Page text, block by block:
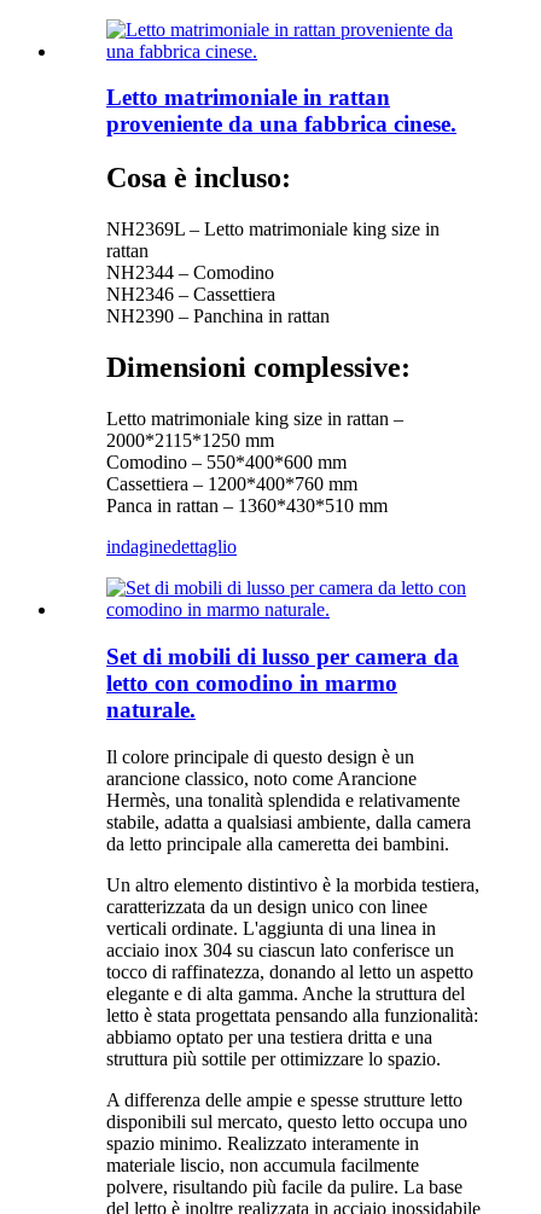
Letto matrimoniale in rattan
proveniente da una fabbrica cinese.
Cosa è incluso:
NH2369L – Letto matrimoniale king size in
rattan
NH2344 – Comodino
NH2346 – Cassettiera
NH2390 – Panchina in rattan
Dimensioni complessive:
Letto matrimoniale king size in rattan –
2000*2115*1250 mm
Comodino – 550*400*600 mm
Cassettiera – 1200*400*760 mm
Panca in rattan – 1360*430*510 mm
indaginedettaglio
Set di mobili di lusso per camera da
letto con comodino in marmo
naturale.
Il colore principale di questo design è un
arancione classico, noto come Arancione
Hermès, una tonalità splendida e relativamente
stabile, adatta a qualsiasi ambiente, dalla camera
da letto principale alla cameretta dei bambini.
Un altro elemento distintivo è la morbida testiera,
caratterizzata da un design unico con linee
verticali ordinate. L'aggiunta di una linea in
acciaio inox 304 su ciascun lato conferisce un
tocco di raffinatezza, donando al letto un aspetto
elegante e di alta gamma. Anche la struttura del
letto è stata progettata pensando alla funzionalità:
abbiamo optato per una testiera dritta e una
struttura più sottile per ottimizzare lo spazio.
A differenza delle ampie e spesse strutture letto
disponibili sul mercato, questo letto occupa uno
spazio minimo. Realizzato interamente in
materiale liscio, non accumula facilmente
polvere, risultando più facile da pulire. La base
del letto è inoltre realizzata in acciaio inossidabile